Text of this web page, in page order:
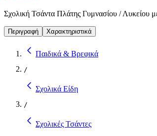
Σχολική Τσάντα Πλάτης Γυμνασίου / Λυκείου
Περιγραφή Χαρακτηριστικά
Παιδικά & Βρεφικά
/
Σχολικά Είδη
/
Σχολικές Τσάντες